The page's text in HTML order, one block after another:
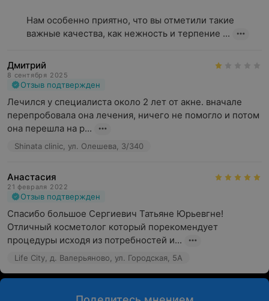
Нам особенно приятно, что вы отметили такие
важные качества, как нежность и терпение ...
Дмитрий
8 сентября 2025
Отзыв подтвержден
Лечился у специалиста около 2 лет от акне. вначале
перепробовала она лечения, ничего не помогло и потом
она перешла на р...
Shinata clinic, ул. Олешева, 3/340
Анастасия
21 февраля 2022
Отзыв подтвержден
Спасибо большое Сергиевич Татьяне Юрьевгне!
Отличный косметолог который порекомендует
процедуры исходя из потребностей и...
Life City, д. Валерьяново, ул. Городская, 5А